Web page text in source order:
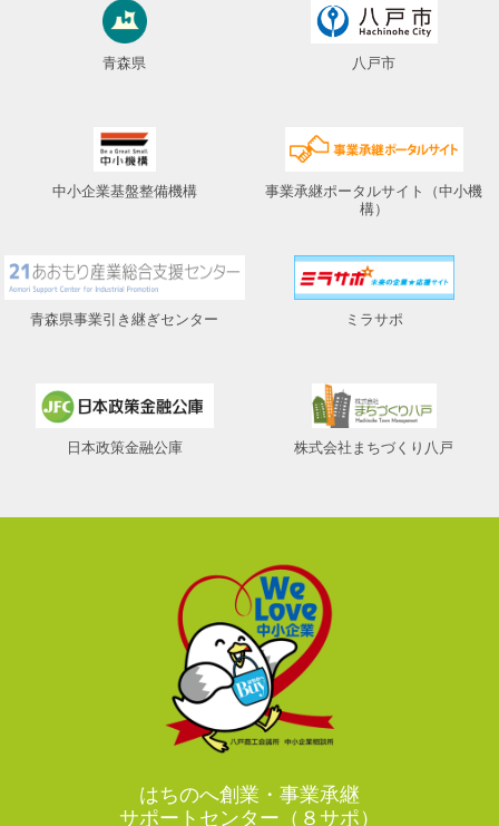
青森県 八戸市
中小企業基盤整備機構
事業承継ポータルサイト（中小機
構）
青森県事業引き継ぎセンター ミラサポ
日本政策金融公庫 株式会社まちづくり八戸
はちのへ創業・事業承継
サポートセンター（８サポ）